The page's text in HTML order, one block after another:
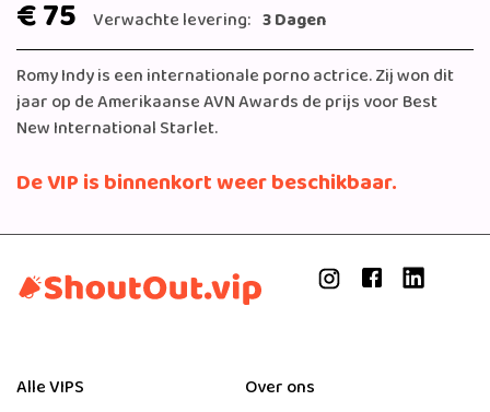
€ 75 Verwachte levering: 3 Dagen
Romy Indy is een internationale porno actrice. Zij won dit
jaar op de Amerikaanse AVN Awards de prijs voor Best
New International Starlet.
De VIP is binnenkort weer beschikbaar.
Alle VIPS
Over ons